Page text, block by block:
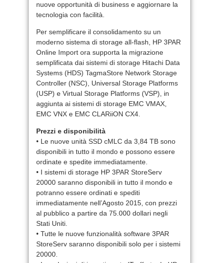
nuove opportunità di business e aggiornare la
tecnologia con facilità.
Per semplificare il consolidamento su un
moderno sistema di storage all-flash, HP 3PAR
Online Import ora supporta la migrazione
semplificata dai sistemi di storage Hitachi Data
Systems (HDS) TagmaStore Network Storage
Controller (NSC), Universal Storage Platforms
(USP) e Virtual Storage Platforms (VSP), in
aggiunta ai sistemi di storage EMC VMAX,
EMC VNX e EMC CLARiiON CX4.
Prezzi e disponibilità
• Le nuove unità SSD cMLC da 3,84 TB sono
disponibili in tutto il mondo e possono essere
ordinate e spedite immediatamente.
• I sistemi di storage HP 3PAR StoreServ
20000 saranno disponibili in tutto il mondo e
potranno essere ordinati e spediti
immediatamente nell’Agosto 2015, con prezzi
al pubblico a partire da 75.000 dollari negli
Stati Uniti.
• Tutte le nuove funzionalità software 3PAR
StoreServ saranno disponibili solo per i sistemi
20000.